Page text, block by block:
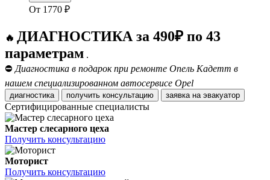
От 1770 ₽
🔥 ДИАГНОСТИКА за 490₽ по 43
параметрам .
⛔ Диагностика в подарок при ремонте Опель Кадетт в
нашем специализированном автосервисе Opel
диагностика получить консультацию заявка на эвакуатор
Сертифицированные специалисты
Мастер слесарного цеха
Получить консультацию
Моторист
Получить консультацию